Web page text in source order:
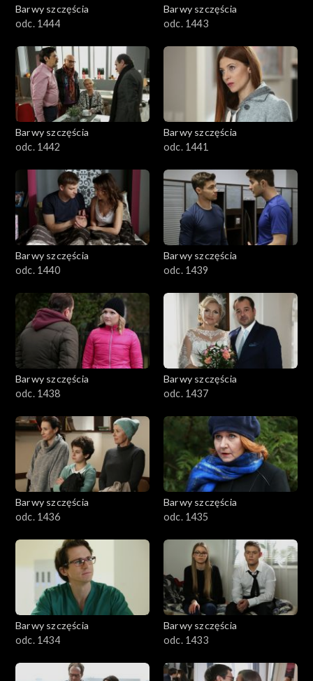
Barwy szczęścia
odc. 1444
Barwy szczęścia
odc. 1443
Barwy szczęścia
odc. 1442
Barwy szczęścia
odc. 1441
Barwy szczęścia
odc. 1440
Barwy szczęścia
odc. 1439
Barwy szczęścia
odc. 1438
Barwy szczęścia
odc. 1437
Barwy szczęścia
odc. 1436
Barwy szczęścia
odc. 1435
Barwy szczęścia
odc. 1434
Barwy szczęścia
odc. 1433